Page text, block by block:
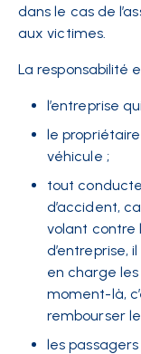
dans le cas de
aux victimes.
La responsabilité
l’entreprise
le
véhicule ;
tout
d’accident,
volant contre
d’entreprise,
en charge
moment-là,
rembourser
les